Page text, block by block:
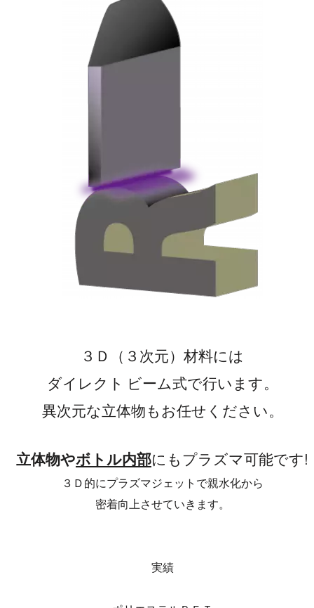
３Ｄ（３次元）材料には
ダイレクト ビーム式で行います。
異次元な立体物もお任せください。
立体物やボトル内部にもプラズマ可能です!
３Ｄ的にプラズマジェットで親水化から
密着向上させていきます。
実績